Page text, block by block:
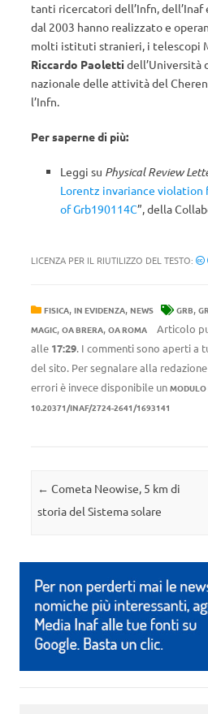
tanti ricercatori dell’Infn,
dal 2003 hanno realizzato e
molti istituti stranieri, i telescopi
Riccardo Paoletti dell’Università
nazionale delle attività del
l’Infn.
Per saperne di più:
Leggi su Physical Review
Lorentz invariance violation
of Grb190114C”, della
LICENZA PER IL RIUTILIZZO DEL TESTO:
FISICA, IN EVIDENZA, NEWS GRB,
MAGIC, OA BRERA, OA ROMA Articolo
alle 17:29. I commenti sono aperti a
del sito. Per segnalare alla
errori è invece disponibile un MODULO
10.20371/INAF/2724-2641/1693141
Navigazione articolo
← Cometa Neowise, 5 km di
storia del Sistema solare